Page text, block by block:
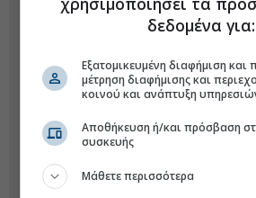
δεδομένα για:
Εξατομικευμένη διαφήμιση και
μέτρηση διαφήμισης και
κοινού και ανάπτυξη
Αποθήκευση ή/και πρόσβαση
συσκευής
Μάθετε περισσότερα